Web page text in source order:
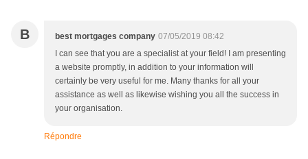
B best mortgages company 07/05/2019 08:42
I can see that you are a specialist at your field! I am presenting
a website promptly, in addition to your information will
certainly be very useful for me. Many thanks for all your
assistance as well as likewise wishing you all the success in
your organisation.
Répondre